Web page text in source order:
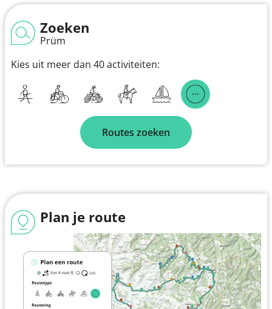
Zoeken
Prüm
Kies uit meer dan 40 activiteiten:
Routes zoeken
Plan je route